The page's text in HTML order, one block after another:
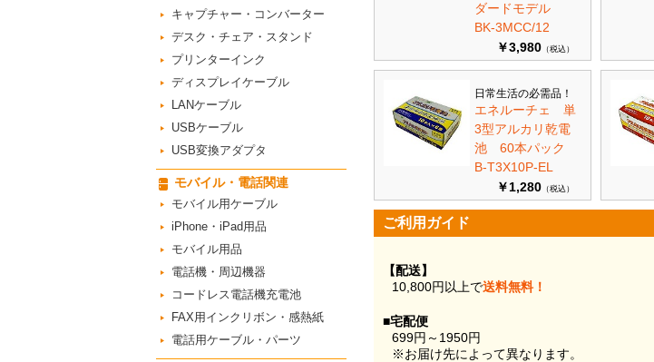
キャプチャー・コンバーター
デスク・チェア・スタンド
プリンターインク
ディスプレイケーブル
LANケーブル
USBケーブル
USB変換アダプタ
モバイル・電話関連
モバイル用ケーブル
iPhone・iPad用品
モバイル用品
電話機・周辺機器
コードレス電話機充電池
FAX用インクリボン・感熱紙
電話用ケーブル・パーツ
ダードモデル
BK-3MCC/12
￥3,980 （税込）
日常生活の必需品！
エネルーチェ 単
3型アルカリ乾電
池 60本パック
B-T3X10P-EL
￥1,280 （税込）
ご利用ガイド
【配送】
10,800円以上で送料無料！
■宅配便
699円～1950円
※お届け先によって異なります。